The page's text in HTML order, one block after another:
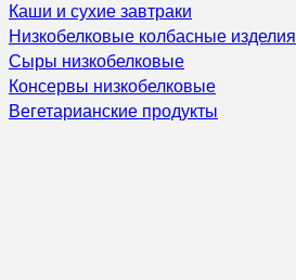
Каши и сухие завтраки
Низкобелковые колбасные изделия
Сыры низкобелковые
Консервы низкобелковые
Вегетарианские продукты